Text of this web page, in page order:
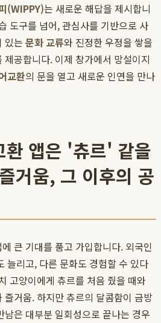
(WIPPY)는 새로운 해답을 제시합니
도구를 넘어, 관심사를 기반으로 사
있는 문화 교류와 진정한 우정을 쌓을
공합니다. 이제 창가에서 망설이지
교환의 문을 열고 새로운 인연을 만나
환 앱은 '츄르' 같을
거움, 그 이후의 공
큰 기대를 품고 가입합니다. 외국인
늘리고, 다른 문화도 경험할 수 있다
고양이에게 츄르를 처음 줬을 때와
즐거움. 하지만 츄르의 달콤함이 금방
은 대부분 일회성으로 끝나는 경우